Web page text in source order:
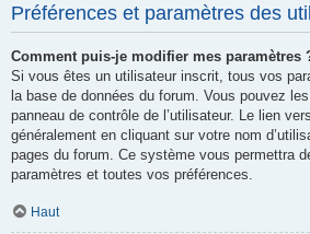
Préférences et paramètres des
Comment puis-je modifier mes paramètres
Si vous êtes un utilisateur inscrit, tous vos
la base de données du forum. Vous pouvez
panneau de contrôle de l’utilisateur. Le lien
généralement en cliquant sur votre nom
pages du forum. Ce système vous permettra
paramètres et toutes vos préférences.
Haut